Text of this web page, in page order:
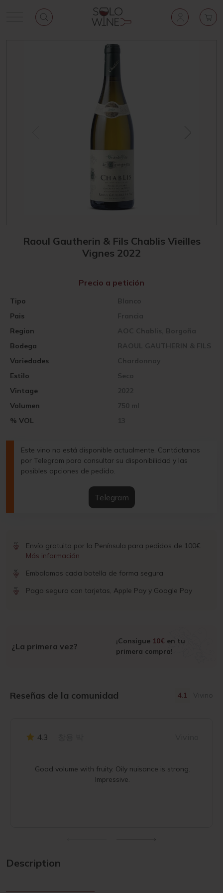
Raoul Gautherin & Fils Chablis Vieilles
Vignes 2022
Pais Francia
Vintage 2022
Region AOC Chablis, Borgoña
Volumen 750 ml
Bodega RAOUL GAUTHERIN & FILS
% VOL 13
Variedades Chardonnay
Tipo Blanco
Estilo Seco
Precio a petición
Este vino no está disponible actualmente. Contáctanos
por Telegram para consultar su disponibilidad y las
posibles opciones de pedido.
Telegram
Envío gratuito por la Península para pedidos de 100€
Más información
Embalamos cada botella de forma segura
Pago seguro con tarjetas, Apple Pay y Google Pay
¿La primera vez?
¡Consigue 10€ en tu
primera compra!
Reseñas de la comunidad 4.1 Vivino
4.3
Good volume with fruity. Oily nuisance is strong.
Impressive.
Description